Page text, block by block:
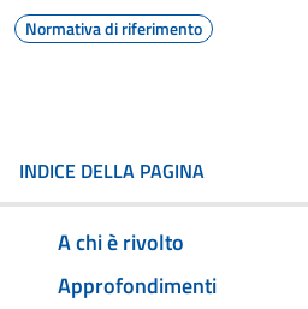
Normativa di riferimento
INDICE DELLA PAGINA
A chi è rivolto
Approfondimenti